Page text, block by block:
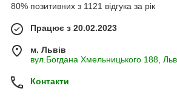
80% позитивних з 1121 відгука за рік
Працює з 20.02.2023
м. Львів
вул.Богдана Хмельницького 188,
Контакти